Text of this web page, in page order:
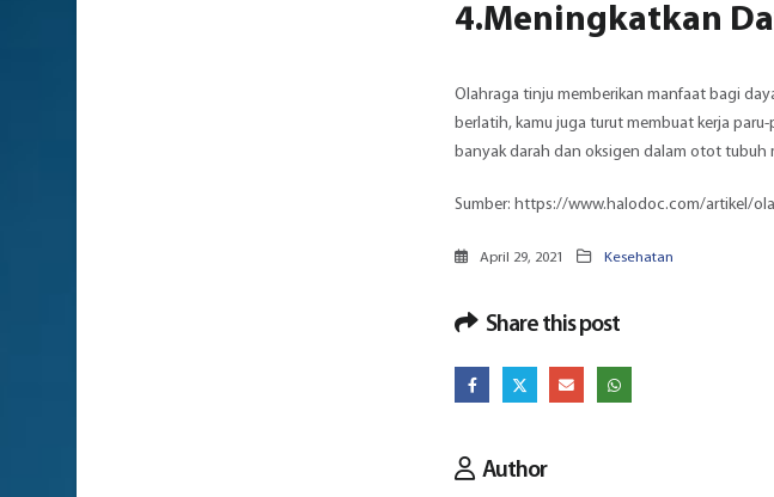
4.Meningkatkan
Olahraga tinju memberikan manfaat bagi
berlatih, kamu juga turut membuat kerja
banyak darah dan oksigen dalam otot tubuh
Sumber: https://www.halodoc.com/artikel/
April 29, 2021 Kesehatan
Share this post
Author